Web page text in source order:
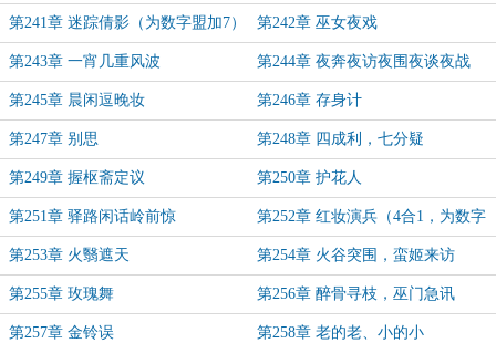
第241章 迷踪倩影（为数字盟加7） 第242章 巫女夜戏
第243章 一宵几重风波 第244章 夜奔夜访夜围夜谈夜战
（+8、+9）
第245章 晨闲逗晚妆 第246章 存身计
第247章 别思 第248章 四成利，七分疑
第249章 握枢斋定议 第250章 护花人
第251章 驿路闲话岭前惊 第252章 红妆演兵（4合1，为数字
盟+10，为z青鸾峰上盟主+1）
第253章 火翳遮天 第254章 火谷突围，蛮姬来访
第255章 玫瑰舞 第256章 醉骨寻枝，巫门急讯
第257章 金铃误 第258章 老的老、小的小